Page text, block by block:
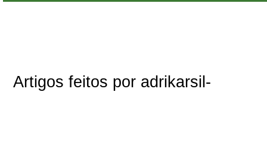
Artigos feitos por adrikarsil-